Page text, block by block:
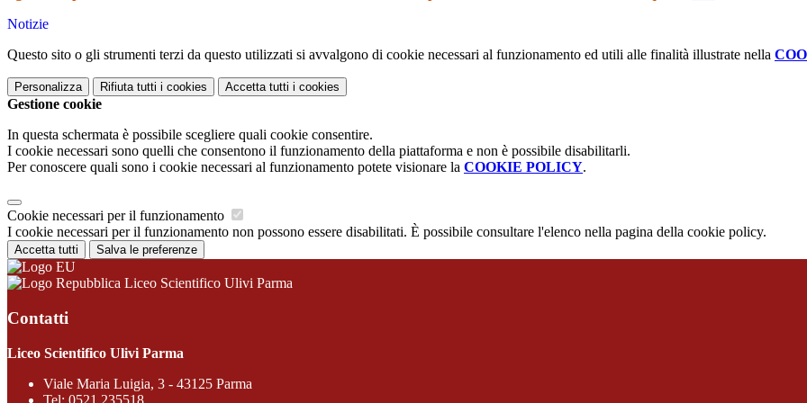
Notizie
Questo sito o gli strumenti terzi da questo utilizzati si avvalgono di cookie necessari al funzionamento ed utili alle finalità illustrate nella
Personalizza Rifiuta tutti i cookies Accetta tutti i cookies
Gestione cookie
In questa schermata è possibile scegliere quali cookie consentire.
I cookie necessari sono quelli che consentono il funzionamento della piattaforma e non è possibile disabilitarli.
Per conoscere quali sono i cookie necessari al funzionamento potete visionare la COOKIE POLICY.
Cookie necessari per il funzionamento
I cookie necessari per il funzionamento non possono essere disabilitati. È possibile consultare l'elenco nella pagina della cookie policy.
Accetta tutti Salva le preferenze
Liceo Scientifico Ulivi Parma
Contatti
Liceo Scientifico Ulivi Parma
Viale Maria Luigia, 3 - 43125 Parma
Tel: 0521 235518